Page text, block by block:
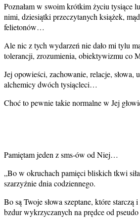
Poznałam w swoim krótkim życiu tysiące
nimi, dziesiątki przeczytanych książek,
felietonów…
Ale nic z tych wydarzeń nie dało mi tylu
tolerancji, zrozumienia, obiektywizmu co
Jej opowieści, zachowanie, relacje, słowa,
alchemicy dwóch tysiącleci…
Choć to pewnie takie normalne w Jej
Pamiętam jeden z sms-ów od Niej…
„Bo w okruchach pamięci bliskich tkwi
szarzyźnie dnia codziennego.
Bo są Twoje słowa szeptane, które starczą
bzdur wykrzyczanych na prędce od pseudo